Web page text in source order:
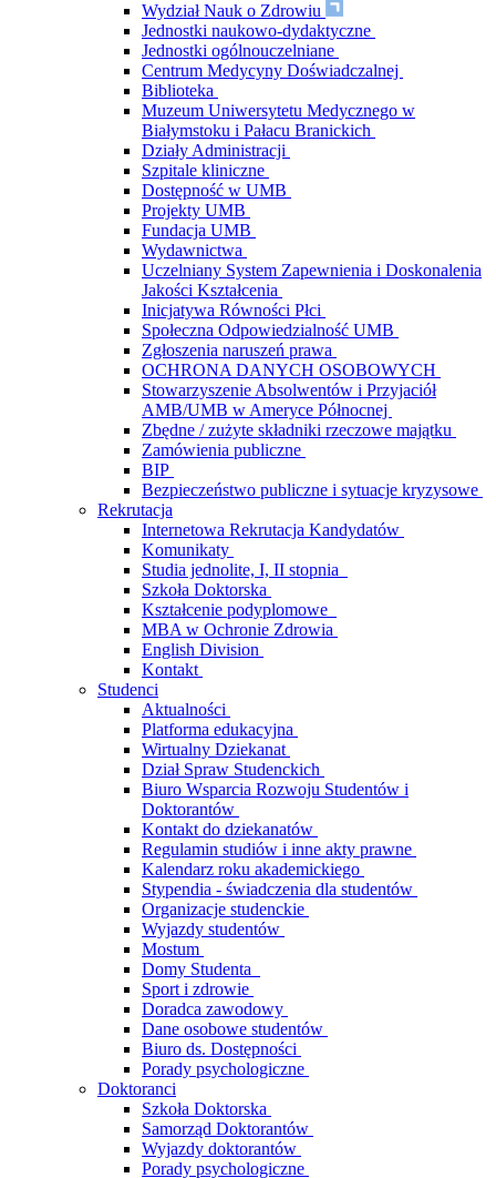
Wydział Nauk o Zdrowiu
Jednostki naukowo-dydaktyczne
Jednostki ogólnouczelniane
Centrum Medycyny Doświadczalnej
Biblioteka
Muzeum Uniwersytetu Medycznego w
Białymstoku i Pałacu Branickich
Działy Administracji
Szpitale kliniczne
Dostępność w UMB
Projekty UMB
Fundacja UMB
Wydawnictwa
Uczelniany System Zapewnienia i Doskonalenia
Jakości Kształcenia
Inicjatywa Równości Płci
Społeczna Odpowiedzialność UMB
Zgłoszenia naruszeń prawa
OCHRONA DANYCH OSOBOWYCH
Stowarzyszenie Absolwentów i Przyjaciół
AMB/UMB w Ameryce Północnej
Zbędne / zużyte składniki rzeczowe majątku
Zamówienia publiczne
BIP
Bezpieczeństwo publiczne i sytuacje kryzysowe
Rekrutacja
Internetowa Rekrutacja Kandydatów
Komunikaty
Studia jednolite, I, II stopnia
Szkoła Doktorska
Kształcenie podyplomowe
MBA w Ochronie Zdrowia
English Division
Kontakt
Studenci
Aktualności
Platforma edukacyjna
Wirtualny Dziekanat
Dział Spraw Studenckich
Biuro Wsparcia Rozwoju Studentów i
Doktorantów
Kontakt do dziekanatów
Regulamin studiów i inne akty prawne
Kalendarz roku akademickiego
Stypendia - świadczenia dla studentów
Organizacje studenckie
Wyjazdy studentów
Mostum
Domy Studenta
Sport i zdrowie
Doradca zawodowy
Dane osobowe studentów
Biuro ds. Dostępności
Porady psychologiczne
Doktoranci
Szkoła Doktorska
Samorząd Doktorantów
Wyjazdy doktorantów
Porady psychologiczne